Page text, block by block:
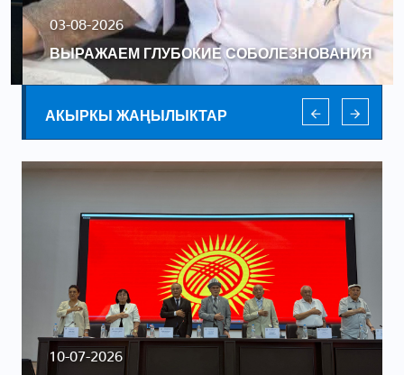
03-08-2026
ВЫРАЖАЕМ ГЛУБОКИЕ СОБОЛЕЗНОВАНИЯ
АКЫРКЫ ЖАҢЫЛЫКТАР
10-07-2026